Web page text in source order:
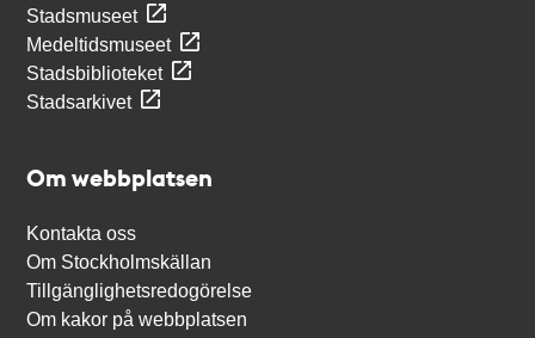
Stadsmuseet
Medeltidsmuseet
Stadsbiblioteket
Stadsarkivet
Om webbplatsen
Kontakta oss
Om Stockholmskällan
Tillgänglighetsredogörelse
Om kakor på webbplatsen